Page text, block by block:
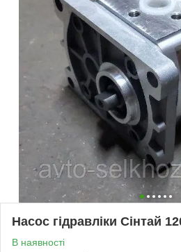
Насос гідравліки Сінтай
В наявності